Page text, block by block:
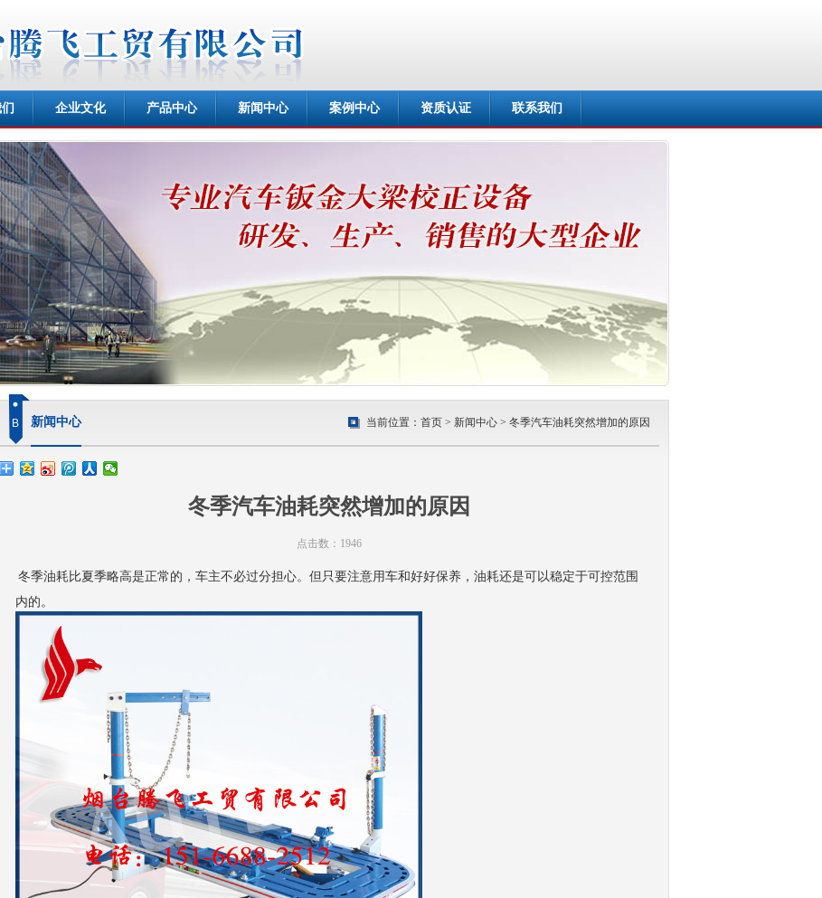
企业文化 产品中心 新闻中心 案例中心 资质认证 联系我们
B 新闻中心 当前位置： 首页> 新闻中心> 冬季汽车油耗突然增加的原因
冬季汽车油耗突然增加的原因
点击数：1946
冬季油耗比夏季略高是正常的，车主不必过分担心。但只要注意用车和好好保养，油耗还是可以稳定于可控范围
内的。